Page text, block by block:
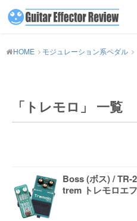
HOME モジュレーション系ペダル
「トレモロ」 一覧
Boss (ボス) / TR-
trem トレモロエ